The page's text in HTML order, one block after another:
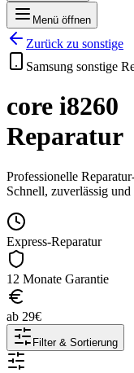
Menü öffnen
Zurück zu sonstige
Samsung sonstige
core i8260
Reparatur
Professionelle
Schnell, zuverlässig
Express-Reparatur
12 Monate Garantie
ab 29€
Filter & Sortierung